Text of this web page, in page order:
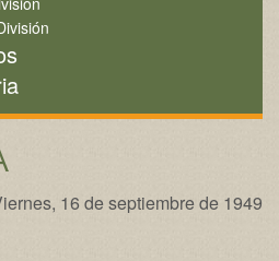
16 de septiembre de 1949